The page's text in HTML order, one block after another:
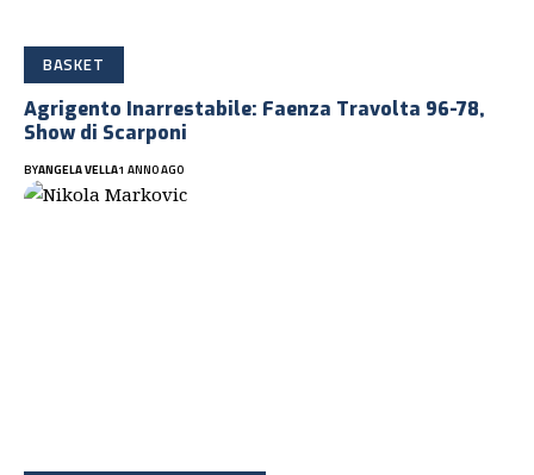
BASKET
Agrigento Inarrestabile: Faenza Travolta 96-78,
Show di Scarponi
BYANGELA VELLA1 ANNO AGO